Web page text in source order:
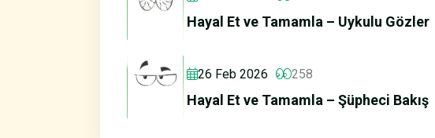
Hayal Et ve Tamamla – Uykulu Gözler
26 Feb 2026 258
Hayal Et ve Tamamla – Şüpheci Bakış